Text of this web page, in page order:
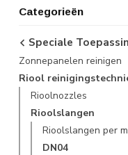
Categorieën
Speciale
Zonnepanelen reinigen
Riool
Rioolnozzles
Rioolslangen
Rioolslangen per
DN04